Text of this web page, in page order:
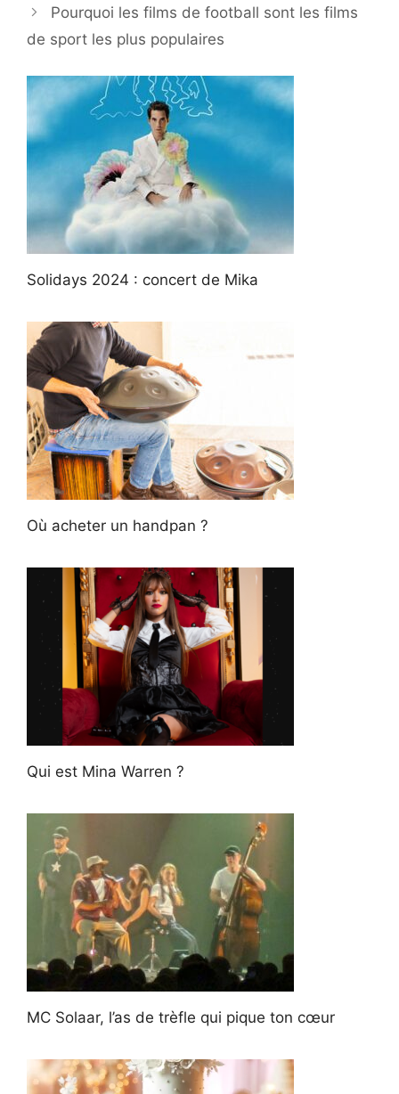
Pourquoi les films de football sont les films
de sport les plus populaires
Solidays 2024 : concert de Mika
Où acheter un handpan ?
Qui est Mina Warren ?
MC Solaar, l’as de trèfle qui pique ton cœur